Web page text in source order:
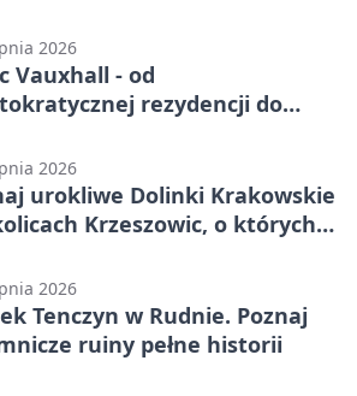
2026
Vauxhall - od
rezydencji do
2026
urokliwe Dolinki Krakowskie
Krzeszowic, o których
2026
Tenczyn w Rudnie. Poznaj
ruiny pełne historii